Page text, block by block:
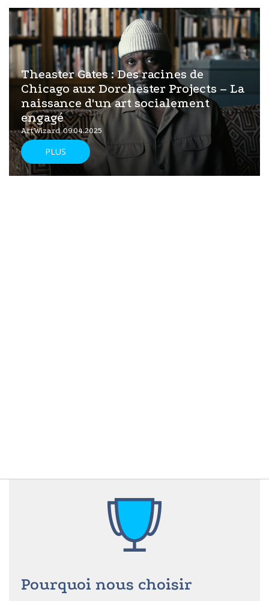
Theaster Gates : Des racines de
Chicago aux Dorchester Projects – La
naissance d'un art socialement
engagé
ArtWizard 09.04.2025
PLUS
Pourquoi nous choisir